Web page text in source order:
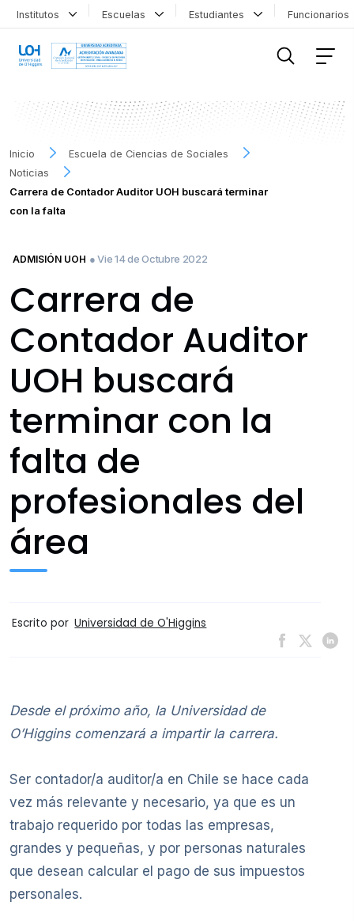
Institutos Escuelas Estudiantes
Inicio
Escuela de Ciencias de Sociales
Noticias
Carrera de Contador Auditor UOH buscará terminar
con la falta
ADMISIÓN UOH ● Vie 14 de Octubre 2022
Carrera de
Contador Auditor
UOH buscará
terminar con la
falta de
profesionales del
área
Escrito por Universidad de O'Higgins
Desde el próximo año, la Universidad de
O’Higgins comenzará a impartir la carrera.
Ser contador/a auditor/a en Chile se hace cada
vez más relevante y necesario, ya que es un
trabajo requerido por todas las empresas,
grandes y pequeñas, y por personas naturales
que desean calcular el pago de sus impuestos
personales.